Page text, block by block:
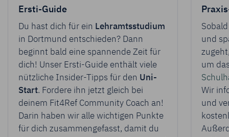
Ersti-Guide
Du hast dich für ein Lehramtsstudium
in Dortmund entschieden? Dann
beginnt bald eine spannende Zeit für
dich! Unser Ersti-Guide enthält viele
nützliche Insider-Tipps für den Uni-
Start. Fordere ihn jetzt gleich bei
deinem Fit4Ref Community Coach an!
Darin haben wir alle wichtigen Punkte
für dich zusammengefasst, damit du
und
um
Wir
und